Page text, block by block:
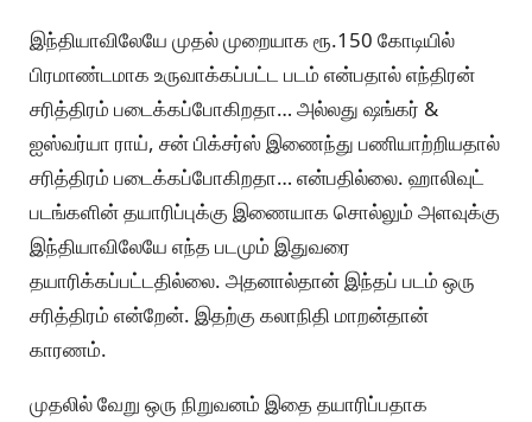
இந்தியாவிலேயே முதல் முறையாக ரூ.150 கோடியில்
பிரமாண்டமாக உருவாக்கப்பட்ட படம் என்பதால் எந்திரன்
சரித்திரம் படைக்கப்போகிறதா… அல்லது ஷங்கர் &
ஐஸ்வர்யா ராய், சன் பிக்சர்ஸ் இணைந்து பணியாற்றியதால்
சரித்திரம் படைக்கப்போகிறதா… என்பதில்லை. ஹாலிவுட்
படங்களின் தயாரிப்புக்கு இணையாக சொல்லும் அளவுக்கு
இந்தியாவிலேயே எந்த படமும் இதுவரை
தயாரிக்கப்பட்டதில்லை. அதனால்தான் இந்தப் படம் ஒரு
சரித்திரம் என்றேன். இதற்கு கலாநிதி மாறன்தான்
காரணம்.
முதலில் வேறு ஒரு நிறுவனம் இதை தயாரிப்பதாக